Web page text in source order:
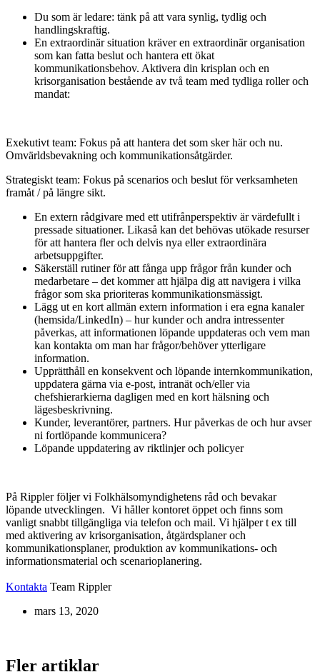
Du som är ledare: tänk på att vara synlig, tydlig och
handlingskraftig.
En extraordinär situation kräver en extraordinär organisation
som kan fatta beslut och hantera ett ökat
kommunikationsbehov. Aktivera din krisplan och en
krisorganisation bestående av två team med tydliga roller och
mandat:
Exekutivt team: Fokus på att hantera det som sker här och nu.
Omvärldsbevakning och kommunikationsåtgärder.
Strategiskt team: Fokus på scenarios och beslut för verksamheten
framåt / på längre sikt.
En extern rådgivare med ett utifrånperspektiv är värdefullt i
pressade situationer. Likaså kan det behövas utökade resurser
för att hantera fler och delvis nya eller extraordinära
arbetsuppgifter.
Säkerställ rutiner för att fånga upp frågor från kunder och
medarbetare – det kommer att hjälpa dig att navigera i vilka
frågor som ska prioriteras kommunikationsmässigt.
Lägg ut en kort allmän extern information i era egna kanaler
(hemsida/LinkedIn) – hur kunder och andra intressenter
påverkas, att informationen löpande uppdateras och vem man
kan kontakta om man har frågor/behöver ytterligare
information.
Upprätthåll en konsekvent och löpande internkommunikation,
uppdatera gärna via e-post, intranät och/eller via
chefshierarkierna dagligen med en kort hälsning och
lägesbeskrivning.
Kunder, leverantörer, partners. Hur påverkas de och hur avser
ni fortlöpande kommunicera?
Löpande uppdatering av riktlinjer och policyer
På Rippler följer vi Folkhälsomyndighetens råd och bevakar
löpande utvecklingen. Vi håller kontoret öppet och finns som
vanligt snabbt tillgängliga via telefon och mail. Vi hjälper t ex till
med aktivering av krisorganisation, åtgärdsplaner och
kommunikationsplaner, produktion av kommunikations- och
informationsmaterial och scenarioplanering.
Kontakta Team Rippler
mars 13, 2020
Fler artiklar